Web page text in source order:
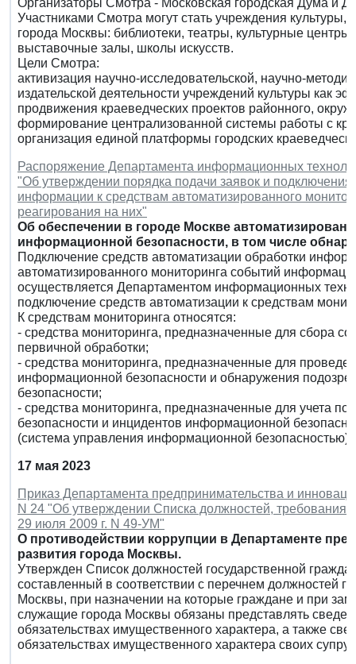
Участниками Смотра могут стать учреждения
города Москвы: библиотеки, театры, культурные
выставочные залы, школы искусств.
Цели Смотра:
активизация научно-исследовательской, научно-
издательской деятельности учреждений культуры как
продвижения краеведческих проектов районного,
формирование централизованной системы работы с
организация единой платформы городских
Распоряжение Департамента информационных
"Об утверждении порядка подачи заявок и подключения
информации к средствам автоматизированного
реагирования на них"
Об обеспечении в городе Москве
информационной безопасности, в том числе
Подключение средств автоматизации обработки
автоматизированного мониторинга событий
осуществляется Департаментом информационных
подключение средств автоматизации к средствам
К средствам мониторинга относятся:
- средства мониторинга, предназначенные для сбора
первичной обработки;
- средства мониторинга, предназначенные для
информационной безопасности и обнаружения
безопасности;
- средства мониторинга, предназначенные для учета
безопасности и инцидентов информационной
(система управления информационной безопасностью).
17 мая 2023
Приказ Департамента предпринимательства и
N 24 "Об утверждении Списка должностей,
29 июля 2009 г. N 49-УМ"
О противодействии коррупции в Департаменте
развития города Москвы.
Утвержден Список должностей государственной
составленный в соответствии с перечнем должностей
Москвы, при назначении на которые граждане и при
служащие города Москвы обязаны представлять
обязательствах имущественного характера, а также
обязательствах имущественного характера своих